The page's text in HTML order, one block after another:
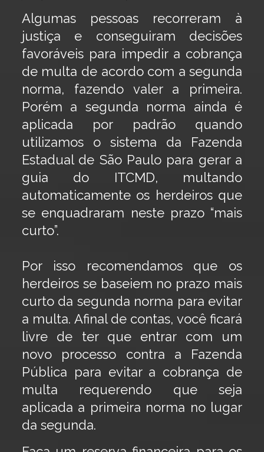
Algumas pessoas recorreram à
justiça e conseguiram decisões
favoráveis para impedir a cobrança
de multa de acordo com a segunda
norma, fazendo valer a primeira.
Porém a segunda norma ainda é
aplicada por padrão quando
utilizamos o sistema da Fazenda
Estadual de São Paulo para gerar a
guia do ITCMD, multando
automaticamente os herdeiros que
se enquadraram neste prazo “mais
curto”.
Por isso recomendamos que os
herdeiros se baseiem no prazo mais
curto da segunda norma para evitar
a multa. Afinal de contas, você ficará
livre de ter que entrar com um
novo processo contra a Fazenda
Pública para evitar a cobrança de
multa requerendo que seja
aplicada a primeira norma no lugar
da segunda.